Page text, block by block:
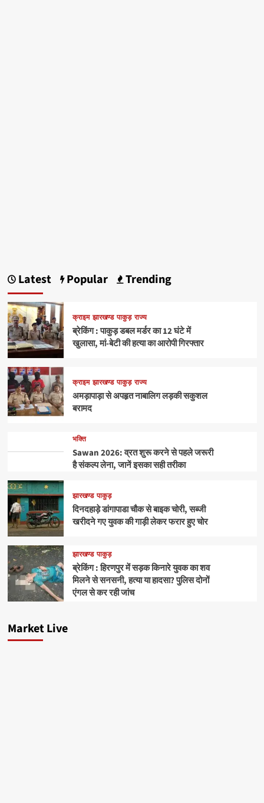
Latest Popular Trending
क्राइम झारखण्ड पाकुड़ राज्य
ब्रेकिंग : पाकुड़ डबल मर्डर का 12 घंटे में
खुलासा, मां-बेटी की हत्या का आरोपी गिरफ्तार
क्राइम झारखण्ड पाकुड़ राज्य
अमड़ापाड़ा से अपहृत नाबालिग लड़की सकुशल
बरामद
भक्ति
Sawan 2026: व्रत शुरू करने से पहले जरूरी
है संकल्प लेना, जानें इसका सही तरीका
झारखण्ड पाकुड़
दिनदहाड़े डांगापाडा चौक से बाइक चोरी, सब्जी
खरीदने गए युवक की गाड़ी लेकर फरार हुए चोर
झारखण्ड पाकुड़
ब्रेकिंग : हिरणपुर में सड़क किनारे युवक का शव
मिलने से सनसनी, हत्या या हादसा? पुलिस दोनों
एंगल से कर रही जांच
Market Live